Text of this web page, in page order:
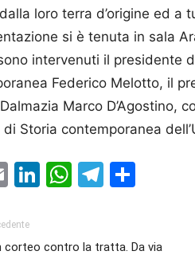
loro terra d’origine ed a
si è tenuta in sala
intervenuti il presidente
Federico Melotto, il
Marco D’Agostino,
Storia contemporanea
EmailLinkedIn
WhatsApp
corteo contro la tratta. Da via